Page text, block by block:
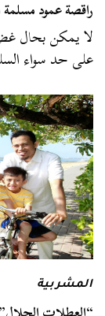
راقصة عمود مسلمة
لا يمكن بحال غض
على حد سواء
المشربية